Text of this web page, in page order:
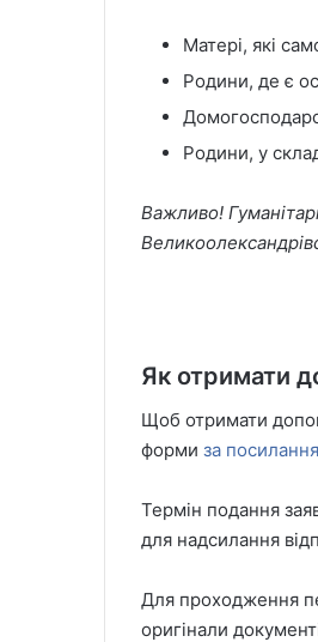
Матері, які
Родини, де є
Родини, у
Важливо!
Як отримати
Щоб отримати
форми за
Термін подання
для надсилання
Для проходження
оригінали